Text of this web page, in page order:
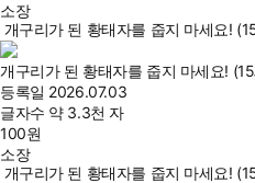
소장
개구리가 된 황태자를 줍지 마세요!
개구리가 된 황태자를 줍지 마세요!
등록일 2026.07.03
글자수 약 3.3천 자
100원
소장
개구리가 된 황태자를 줍지 마세요!